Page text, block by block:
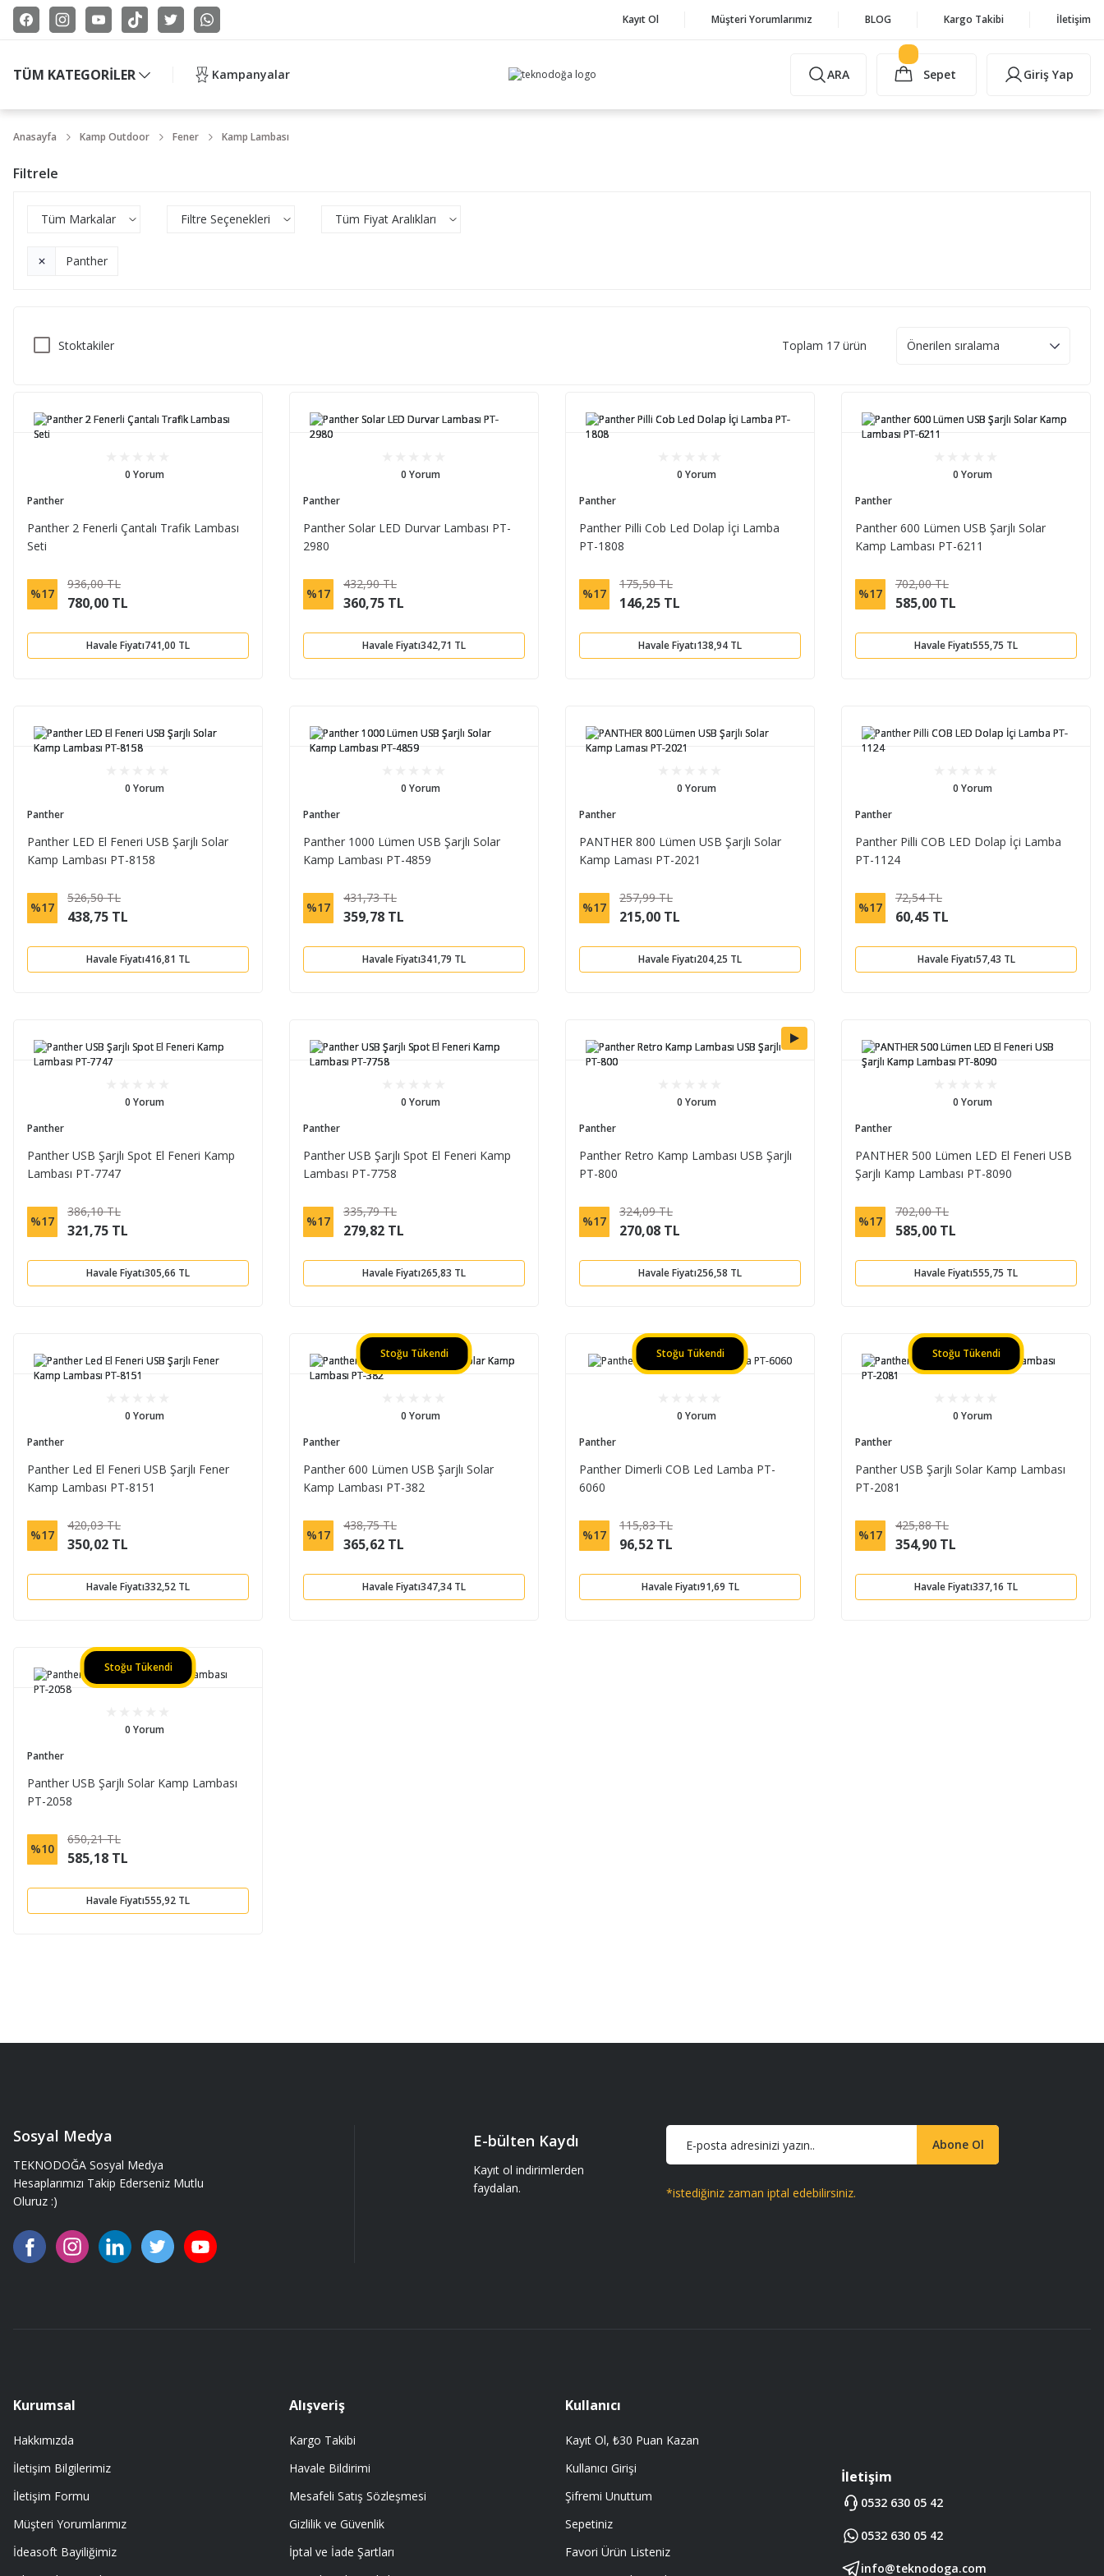
Kayıt Ol Müşteri Yorumlarımız BLOG Kargo Takibi İletişim
TÜM KATEGORİLER Kampanyalar ARA Sepet Giriş Yap
Anasayfa Kamp Outdoor Fener Kamp Lambası
Filtrele
Tüm Markalar Filtre Seçenekleri Tüm Fiyat Aralıkları
Panther
Stoktakiler Toplam 17 ürün
0 Yorum
Panther
Panther 2 Fenerli Çantalı Trafik Lambası
Seti
%17
936,00 TL
780,00 TL
Havale Fiyatı741,00 TL
0 Yorum
Panther
Panther Solar LED Durvar Lambası PT-
2980
%17
432,90 TL
360,75 TL
Havale Fiyatı342,71 TL
0 Yorum
Panther
Panther Pilli Cob Led Dolap İçi Lamba
PT-1808
%17
175,50 TL
146,25 TL
Havale Fiyatı138,94 TL
0 Yorum
Panther
Panther 600 Lümen USB Şarjlı Solar
Kamp Lambası PT-6211
%17
702,00 TL
585,00 TL
Havale Fiyatı555,75 TL
0 Yorum
Panther
Panther LED El Feneri USB Şarjlı Solar
Kamp Lambası PT-8158
%17
526,50 TL
438,75 TL
Havale Fiyatı416,81 TL
0 Yorum
Panther
Panther 1000 Lümen USB Şarjlı Solar
Kamp Lambası PT-4859
%17
431,73 TL
359,78 TL
Havale Fiyatı341,79 TL
0 Yorum
Panther
PANTHER 800 Lümen USB Şarjlı Solar
Kamp Laması PT-2021
%17
257,99 TL
215,00 TL
Havale Fiyatı204,25 TL
0 Yorum
Panther
Panther Pilli COB LED Dolap İçi Lamba
PT-1124
%17
72,54 TL
60,45 TL
Havale Fiyatı57,43 TL
0 Yorum
Panther
Panther USB Şarjlı Spot El Feneri Kamp
Lambası PT-7747
%17
386,10 TL
321,75 TL
Havale Fiyatı305,66 TL
0 Yorum
Panther
Panther USB Şarjlı Spot El Feneri Kamp
Lambası PT-7758
%17
335,79 TL
279,82 TL
Havale Fiyatı265,83 TL
0 Yorum
Panther
Panther Retro Kamp Lambası USB Şarjlı
PT-800
%17
324,09 TL
270,08 TL
Havale Fiyatı256,58 TL
0 Yorum
Panther
PANTHER 500 Lümen LED El Feneri USB
Şarjlı Kamp Lambası PT-8090
%17
702,00 TL
585,00 TL
Havale Fiyatı555,75 TL
0 Yorum
Panther
Panther Led El Feneri USB Şarjlı Fener
Kamp Lambası PT-8151
%17
420,03 TL
350,02 TL
Havale Fiyatı332,52 TL
Stoğu Tükendi
0 Yorum
Panther
Panther 600 Lümen USB Şarjlı Solar
Kamp Lambası PT-382
%17
438,75 TL
365,62 TL
Havale Fiyatı347,34 TL
Stoğu Tükendi
0 Yorum
Panther
Panther Dimerli COB Led Lamba PT-
6060
%17
115,83 TL
96,52 TL
Havale Fiyatı91,69 TL
Stoğu Tükendi
0 Yorum
Panther
Panther USB Şarjlı Solar Kamp Lambası
PT-2081
%17
425,88 TL
354,90 TL
Havale Fiyatı337,16 TL
Stoğu Tükendi
0 Yorum
Panther
Panther USB Şarjlı Solar Kamp Lambası
PT-2058
%10
650,21 TL
585,18 TL
Havale Fiyatı555,92 TL
Sosyal Medya
TEKNODOĞA Sosyal Medya
Hesaplarımızı Takip Ederseniz Mutlu
Oluruz :)
E-bülten Kaydı
Kayıt ol indirimlerden
faydalan.
Abone Ol
*istediğiniz zaman iptal edebilirsiniz.
Kurumsal
Hakkımızda
İletişim Bilgilerimiz
İletişim Formu
Müşteri Yorumlarımız
İdeasoft Bayiliğimiz
Alışveriş
Kargo Takibi
Havale Bildirimi
Mesafeli Satış Sözleşmesi
Gizlilik ve Güvenlik
İptal ve İade Şartları
Kullanıcı
Kayıt Ol, ₺30 Puan Kazan
Kullanıcı Girişi
Şifremi Unuttum
Sepetiniz
Favori Ürün Listeniz
İletişim
0532 630 05 42
0532 630 05 42
info@teknodoga.com